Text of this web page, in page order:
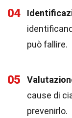
04
può fallire.
05
cause di
prevenirlo.